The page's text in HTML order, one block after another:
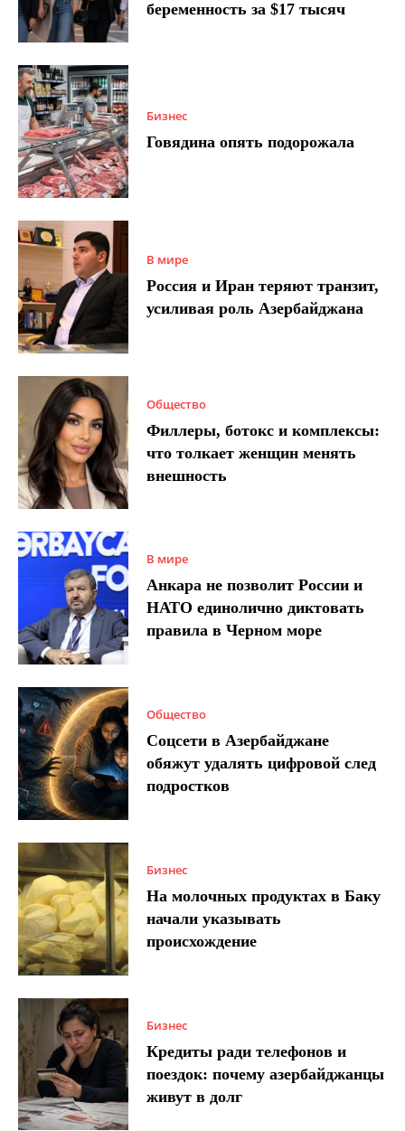
беременность за $17 тысяч
Бизнес
Говядина опять подорожала
В мире
Россия и Иран теряют транзит,
усиливая роль Азербайджана
Общество
Филлеры, ботокс и комплексы:
что толкает женщин менять
внешность
В мире
Анкара не позволит России и
НАТО единолично диктовать
правила в Черном море
Общество
Соцсети в Азербайджане
обяжут удалять цифровой след
подростков
Бизнес
На молочных продуктах в Баку
начали указывать
происхождение
Бизнес
Кредиты ради телефонов и
поездок: почему азербайджанцы
живут в долг